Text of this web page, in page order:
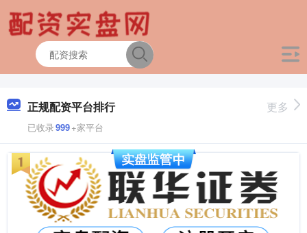
正规配资平台排行
已收录999+家平台
更多